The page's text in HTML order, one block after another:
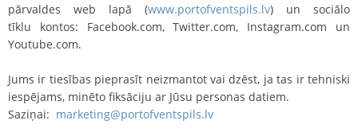
pārvaldes web lapā (www.portofventspils.lv) un sociālo
tīklu kontos: Facebook.com, Twitter.com, Instagram.com un
Youtube.com.
Jums ir tiesības pieprasīt neizmantot vai dzēst, ja tas ir tehniski
iespējams, minēto fiksāciju ar Jūsu personas datiem.
Saziņai: marketing@portofventspils.lv